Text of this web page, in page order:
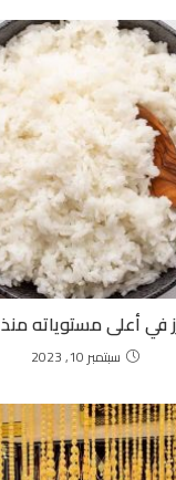
أعلى مستوياته منذ 15 عاما
سبتمبر 10, 2023